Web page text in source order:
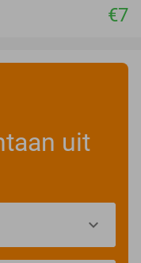
€7
uit